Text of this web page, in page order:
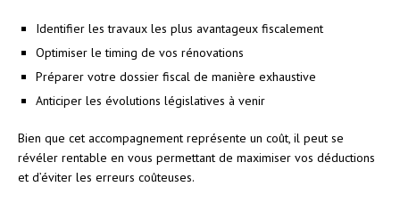
Identifier les travaux les plus avantageux fiscalement
Optimiser le timing de vos rénovations
Préparer votre dossier fiscal de manière exhaustive
Anticiper les évolutions législatives à venir
Bien que cet accompagnement représente un coût, il peut se
révéler rentable en vous permettant de maximiser vos déductions
et d’éviter les erreurs coûteuses.